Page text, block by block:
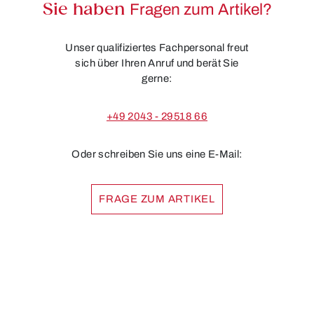
Sie haben Fragen zum Artikel?
Unser qualifiziertes Fachpersonal freut
sich über Ihren Anruf und berät Sie
gerne:
+49 2043 - 29518 66
Oder schreiben Sie uns eine E-Mail:
FRAGE ZUM ARTIKEL